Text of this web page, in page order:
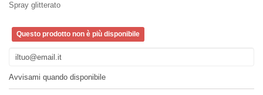
Spray glitterato
Questo prodotto non è più disponibile
Avvisami quando disponibile